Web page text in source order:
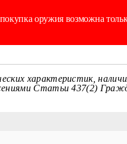
оружия возможна
характеристик,
Статьи 437(2)